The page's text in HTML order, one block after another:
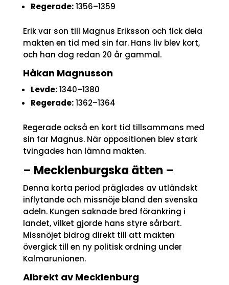
Regerade:1356–1359
Erik var son till Magnus Eriksson och fick dela
makten en tid med sin far. Hans liv blev kort,
och han dog redan 20 år gammal.
Håkan Magnusson
Levde:1340–1380
Regerade:1362–1364
Regerade också en kort tid tillsammans med
sin far Magnus. När oppositionen blev stark
tvingades han lämna makten.
– Mecklenburgska ätten –
Denna korta period präglades av utländskt
inflytande och missnöje bland den svenska
adeln. Kungen saknade bred förankring i
landet, vilket gjorde hans styre sårbart.
Missnöjet bidrog direkt till att makten
övergick till en ny politisk ordning under
Kalmarunionen.
Albrekt av Mecklenburg